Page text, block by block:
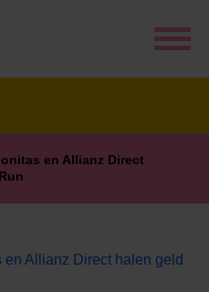
en Allianz Direct
en Allianz Direct halen geld